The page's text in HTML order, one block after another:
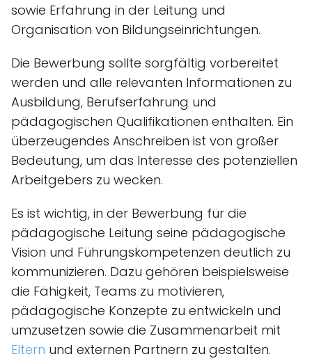
sowie Erfahrung in der Leitung und
Organisation von Bildungseinrichtungen.
Die Bewerbung sollte sorgfältig vorbereitet
werden und alle relevanten Informationen zu
Ausbildung, Berufserfahrung und
pädagogischen Qualifikationen enthalten. Ein
überzeugendes Anschreiben ist von großer
Bedeutung, um das Interesse des potenziellen
Arbeitgebers zu wecken.
Es ist wichtig, in der Bewerbung für die
pädagogische Leitung seine pädagogische
Vision und Führungskompetenzen deutlich zu
kommunizieren. Dazu gehören beispielsweise
die Fähigkeit, Teams zu motivieren,
pädagogische Konzepte zu entwickeln und
umzusetzen sowie die Zusammenarbeit mit
Eltern und externen Partnern zu gestalten.